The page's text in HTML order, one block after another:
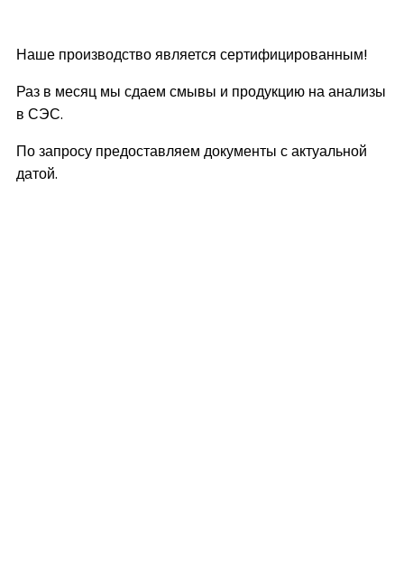
Наше производство является сертифицированным!
Раз в месяц мы сдаем смывы и продукцию на анализы
в СЭС.
По запросу предоставляем документы с актуальной
датой.